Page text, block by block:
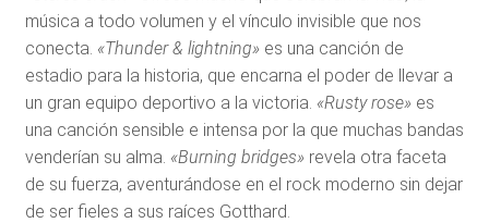
música a todo volumen y el vínculo invisible que nos
conecta. «Thunder & lightning»es una canción de
estadio para la historia, que encarna el poder de llevar a
un gran equipo deportivo a la victoria. «Rusty rose»es
una canción sensible e intensa por la que muchas bandas
venderían su alma. «Burning bridges»revela otra faceta
de su fuerza, aventurándose en el rock moderno sin dejar
de ser fieles a sus raíces Gotthard.